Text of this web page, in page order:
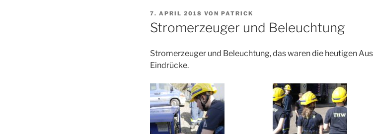
VERÖFFENTLICHT
AM
7. APRIL 2018 VON PATRICK
Stromerzeuger und Beleuchtung
Stromerzeuger und Beleuchtung, das waren die heutigen
Eindrücke.